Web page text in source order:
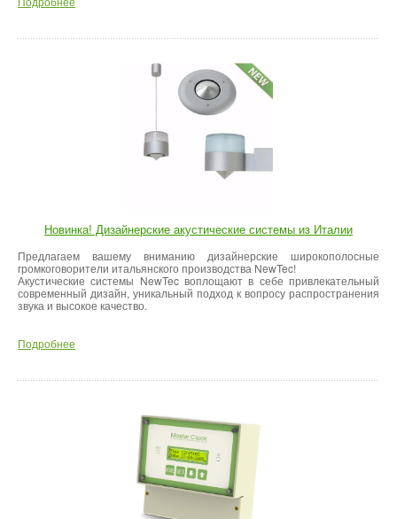
Новинка! Дизайнерские акустические системы из Италии
Предлагаем вашему вниманию дизайнерские широкополосные
громкоговорители итальянского производства NewTec!
Акустические системы NewTec воплощают в себе привлекательный
современный дизайн, уникальный подход к вопросу распространения
звука и высокое качество.
Подробнее